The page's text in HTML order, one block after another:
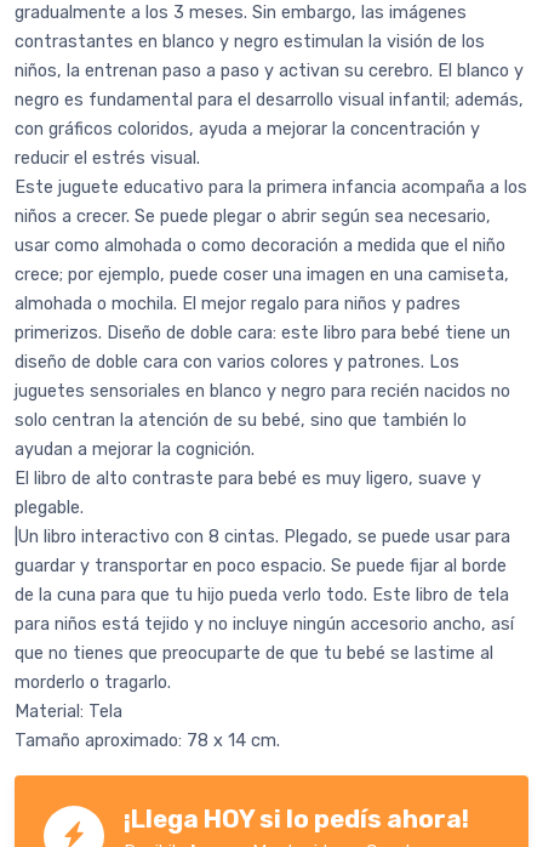
gradualmente a los 3 meses. Sin embargo, las imágenes
contrastantes en blanco y negro estimulan la visión de los
niños, la entrenan paso a paso y activan su cerebro. El blanco y
negro es fundamental para el desarrollo visual infantil; además,
con gráficos coloridos, ayuda a mejorar la concentración y
reducir el estrés visual.
Este juguete educativo para la primera infancia acompaña a los
niños a crecer. Se puede plegar o abrir según sea necesario,
usar como almohada o como decoración a medida que el niño
crece; por ejemplo, puede coser una imagen en una camiseta,
almohada o mochila. El mejor regalo para niños y padres
primerizos. Diseño de doble cara: este libro para bebé tiene un
diseño de doble cara con varios colores y patrones. Los
juguetes sensoriales en blanco y negro para recién nacidos no
solo centran la atención de su bebé, sino que también lo
ayudan a mejorar la cognición.
El libro de alto contraste para bebé es muy ligero, suave y
plegable.
|Un libro interactivo con 8 cintas. Plegado, se puede usar para
guardar y transportar en poco espacio. Se puede fijar al borde
de la cuna para que tu hijo pueda verlo todo. Este libro de tela
para niños está tejido y no incluye ningún accesorio ancho, así
que no tienes que preocuparte de que tu bebé se lastime al
morderlo o tragarlo.
Material: Tela
Tamaño aproximado: 78 x 14 cm.
¡Llega HOY si lo pedís ahora!